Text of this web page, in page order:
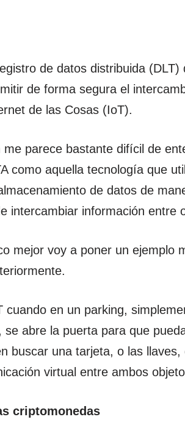
de datos distribuida (DLT)
de forma segura el
de las Cosas (IoT).
parece bastante difícil de
como aquella tecnología que
de datos de
intercambiar información entre
mejor voy a poner un ejemplo
en un parking,
abre la puerta para que
buscar una tarjeta, o las llaves,
virtual entre ambos
criptomonedas